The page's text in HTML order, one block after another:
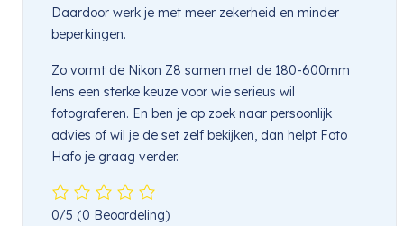
Daardoor werk je met meer zekerheid en minder
beperkingen.
Zo vormt de Nikon Z8 samen met de 180-600mm
lens een sterke keuze voor wie serieus wil
fotograferen. En ben je op zoek naar persoonlijk
advies of wil je de set zelf bekijken, dan helpt Foto
Hafo je graag verder.
0/5 (0 Beoordeling)